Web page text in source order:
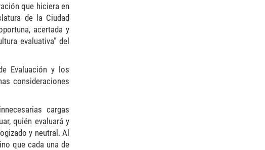
que hiciera en
de la Ciudad
acertada y
evaluativa" del
Evaluación y los
consideraciones
cargas
quién evaluará y
y neutral. Al
que cada una de